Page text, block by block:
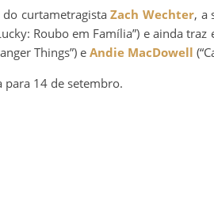
do curtametragistaZach Wechter, a
Roubo em Família”) e ainda traz
Things”) eAndie MacDowell
para 14 de setembro.